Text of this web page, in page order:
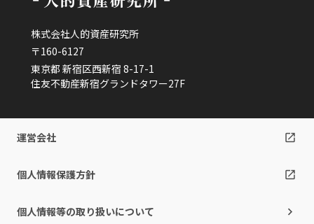
株式会社人的資産研究所
〒160-6127
東京都 新宿区西新宿 8-17-1
住友不動産新宿グランドタワー27F
運営会社
個人情報保護方針
個人情報等の取り扱いについて